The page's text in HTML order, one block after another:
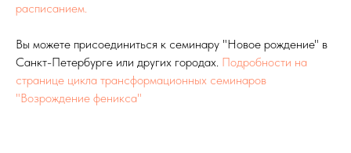
расписанием.
Вы можете присоединиться к семинару "Новое рождение" в
Санкт-Петербурге или других городах. Подробности на
странице цикла трансформационных семинаров
"Возрождение феникса"